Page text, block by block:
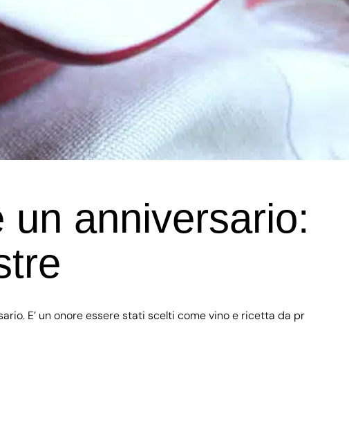
anniversario:
E’ un onore essere stati scelti come vino e ricetta da pr